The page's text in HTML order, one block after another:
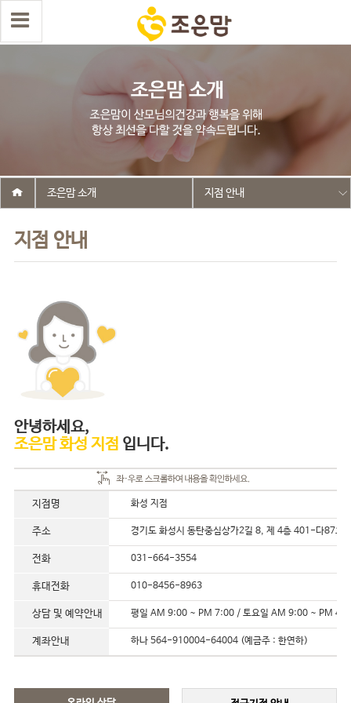
지점 안내
조은맘 소개 지점 안내
안녕하세요,
조은맘 화성 지점 입니다.
지점명 화성 지점
주소 경기도 화성시 동탄중심상가2길 8, 제 4층 401-다87호(
전화 031-664-3554
휴대전화 010-8456-8963
상담 및 예약안내 평일 AM 9:00 ~ PM 7:00 / 토요일 AM 9:00 ~ PM
계좌안내 하나 564-910004-64004 (예금주 : 한연하)